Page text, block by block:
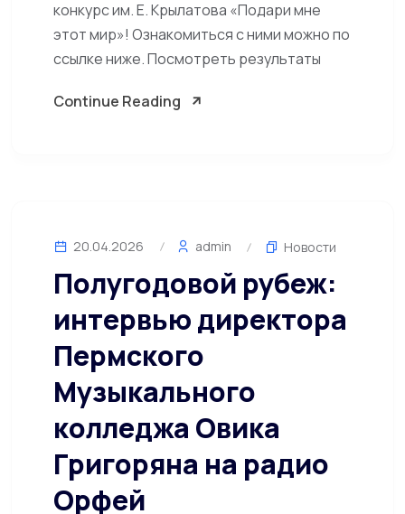
конкурс им. Е. Крылатова «Подари мне
этот мир»! Ознакомиться с ними можно по
ссылке ниже. Посмотреть результаты
Continue Reading
20.04.2026 admin Новости
Полугодовой рубеж:
интервью директора
Пермского
Музыкального
колледжа Овика
Григоряна на радио
Орфей